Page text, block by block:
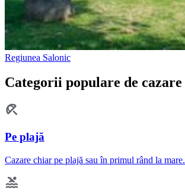
Regiunea Salonic
Categorii populare de cazare
Pe plajă
Cazare chiar pe plajă sau în primul rând la mare.